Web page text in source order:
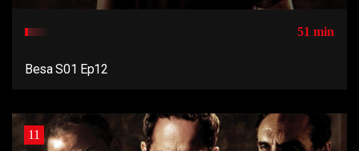
51 min
Besa S01 Ep12
11